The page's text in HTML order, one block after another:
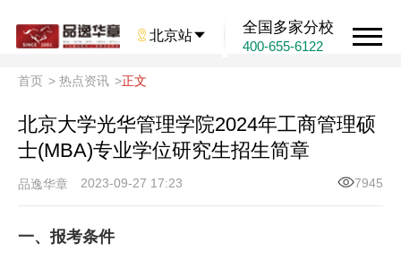
北京站 全国多家分校
400-655-6122
首页 > 热点资讯 >正文
北京大学光华管理学院2024年工商管理硕
士(MBA)专业学位研究生招生简章
品逸华章 2023-09-27 17:23 7945
一、报考条件